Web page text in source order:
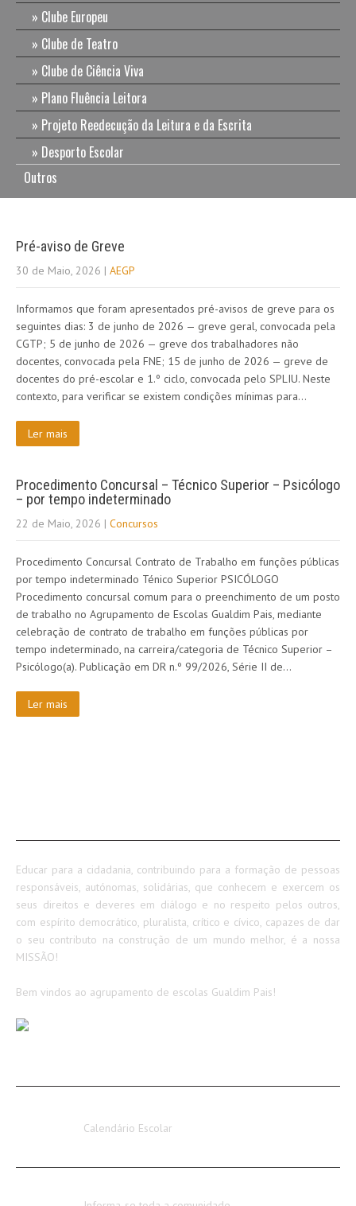
Clube Europeu
Clube de Teatro
Clube de Ciência Viva
Plano Fluência Leitora
Projeto Reedecução da Leitura e da Escrita
Desporto Escolar
Outros
Pré-aviso de Greve
30 de Maio, 2026 | AEGP
Informamos que foram apresentados pré-avisos de greve para os
seguintes dias: 3 de junho de 2026 — greve geral, convocada pela
CGTP; 5 de junho de 2026 — greve dos trabalhadores não
docentes, convocada pela FNE; 15 de junho de 2026 — greve de
docentes do pré-escolar e 1.º ciclo, convocada pelo SPLIU. Neste
contexto, para verificar se existem condições mínimas para…
Ler mais
Procedimento Concursal – Técnico Superior – Psicólogo
– por tempo indeterminado
22 de Maio, 2026 | Concursos
Procedimento Concursal Contrato de Trabalho em funções públicas
por tempo indeterminado Ténico Superior PSICÓLOGO
Procedimento concursal comum para o preenchimento de um posto
de trabalho no Agrupamento de Escolas Gualdim Pais, mediante
celebração de contrato de trabalho em funções públicas por
tempo indeterminado, na carreira/categoria de Técnico Superior –
Psicólogo(a). Publicação em DR n.º 99/2026, Série II de…
Ler mais
Educar para a cidadania, contribuindo para a formação de pessoas
responsáveis, autónomas, solidárias, que conhecem e exercem os
seus direitos e deveres em diálogo e no respeito pelos outros,
com espírito democrático, pluralista, crítico e cívico, capazes de dar
o seu contributo na construção de um mundo melhor, é a nossa
MISSÃO!
Bem vindos ao agrupamento de escolas Gualdim Pais!
Calendário Escolar